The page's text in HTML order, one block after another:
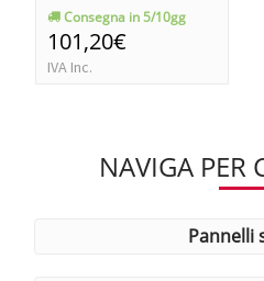
Consegna in 5/10gg
101,20€
IVA Inc.
NAVIGA PER
pannelli